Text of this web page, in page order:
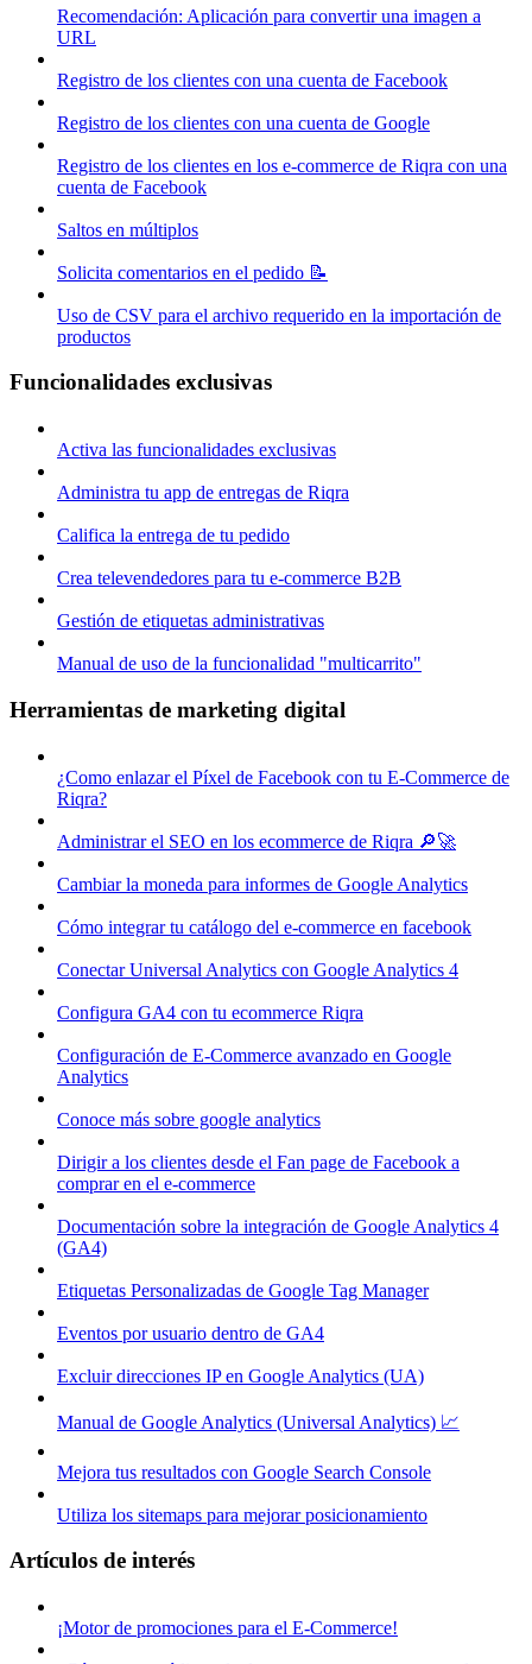
Recomendación: Aplicación para convertir una imagen a
URL
Registro de los clientes con una cuenta de Facebook
Registro de los clientes con una cuenta de Google
Registro de los clientes en los e-commerce de Riqra con una
cuenta de Facebook
Saltos en múltiplos
Solicita comentarios en el pedido 📝
Uso de CSV para el archivo requerido en la importación de
productos
Funcionalidades exclusivas
Activa las funcionalidades exclusivas
Administra tu app de entregas de Riqra
Califica la entrega de tu pedido
Crea televendedores para tu e-commerce B2B
Gestión de etiquetas administrativas
Manual de uso de la funcionalidad "multicarrito"
Herramientas de marketing digital
¿Como enlazar el Píxel de Facebook con tu E-Commerce de
Riqra?
Administrar el SEO en los ecommerce de Riqra 🔎🚀
Cambiar la moneda para informes de Google Analytics
Cómo integrar tu catálogo del e-commerce en facebook
Conectar Universal Analytics con Google Analytics 4
Configura GA4 con tu ecommerce Riqra
Configuración de E-Commerce avanzado en Google
Analytics
Conoce más sobre google analytics
Dirigir a los clientes desde el Fan page de Facebook a
comprar en el e-commerce
Documentación sobre la integración de Google Analytics 4
(GA4)
Etiquetas Personalizadas de Google Tag Manager
Eventos por usuario dentro de GA4
Excluir direcciones IP en Google Analytics (UA)
Manual de Google Analytics (Universal Analytics) 📈
Mejora tus resultados con Google Search Console
Utiliza los sitemaps para mejorar posicionamiento
Artículos de interés
¡Motor de promociones para el E-Commerce!